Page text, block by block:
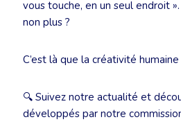
vous touche, en un seul endroit
non plus ?
C’est là que la créativité
🔍 Suivez notre actualité et
développés par notre